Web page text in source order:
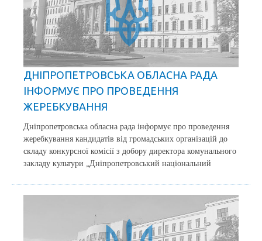
ДНІПРОПЕТРОВСЬКА ОБЛАСНА РАДА
ІНФОРМУЄ ПРО ПРОВЕДЕННЯ
ЖЕРЕБКУВАННЯ
Дніпропетровська обласна рада інформує про проведення
жеребкування кандидатів від громадських організацій до
складу конкурсної комісії з добору директора комунального
закладу культури „Дніпропетровський національний